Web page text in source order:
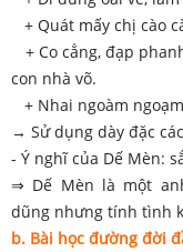
+ Quát mấy chị cào
+ Co cẳng, đạp
con nhà võ.
+ Nhai ngoàm
→ Sử dụng dày đặc
- Ý nghĩ của Dế Mèn:
⇒ Dế Mèn là một
dũng nhưng tính tình
b. Bài học đường đời